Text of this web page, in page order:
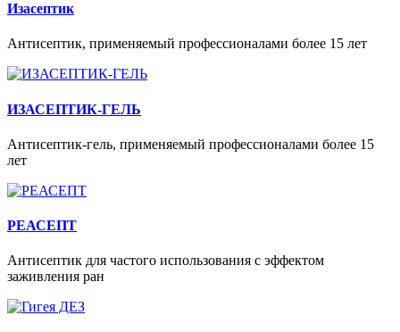
Изасептик
Антисептик, применяемый профессионалами более 15 лет
ИЗАСЕПТИК-ГЕЛЬ
Антисептик-гель, применяемый профессионалами более 15
лет
РЕАСЕПТ
Антисептик для частого использования с эффектом
заживления ран